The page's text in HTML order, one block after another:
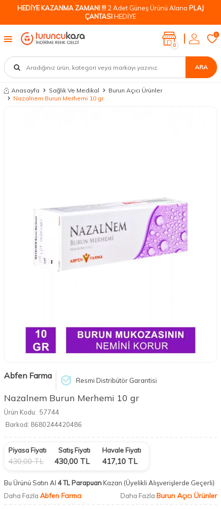
HEDİYE KAZANMA ZAMANI !!! 2 Adet Güneş Ürünü Alana PLAJ
ÇANTASIHEDİYE
ARA
0
0
Anasayfa Sağlık Ve Medikal
Burun Açıcı Ürünler
Nazalnem Burun Merhemi 10 gr
Abfen Farma Resmi Distribütör Garantisi
Nazalnem Burun Merhemi 10 gr
Ürün Kodu: 57744
Barkod: 8680244420486
Piyasa Fiyatı
430,00TL
Satış Fiyatı
430,00 TL
Havale Fiyatı
417,10 TL
Bu Ürünü Satın Al 4 TL ParapuanKazan (Üyelikli Alışverişlerde Geçerli)
Daha Fazla Abfen Farma Daha Fazla Burun Açıcı Ürünler